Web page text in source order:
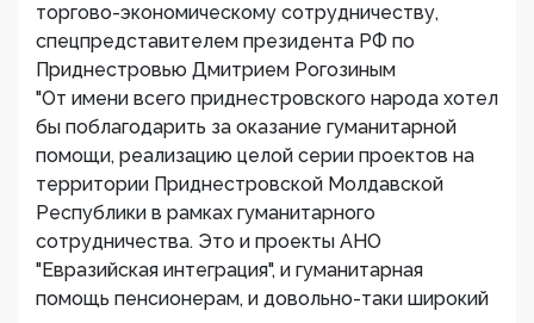
торгово-экономическому сотрудничеству,
спецпредставителем президента РФ по
Приднестровью Дмитрием Рогозиным
"От имени всего приднестровского народа хотел
бы поблагодарить за оказание гуманитарной
помощи, реализацию целой серии проектов на
территории Приднестровской Молдавской
Республики в рамках гуманитарного
сотрудничества. Это и проекты АНО
"Евразийская интеграция", и гуманитарная
помощь пенсионерам, и довольно-таки широкий